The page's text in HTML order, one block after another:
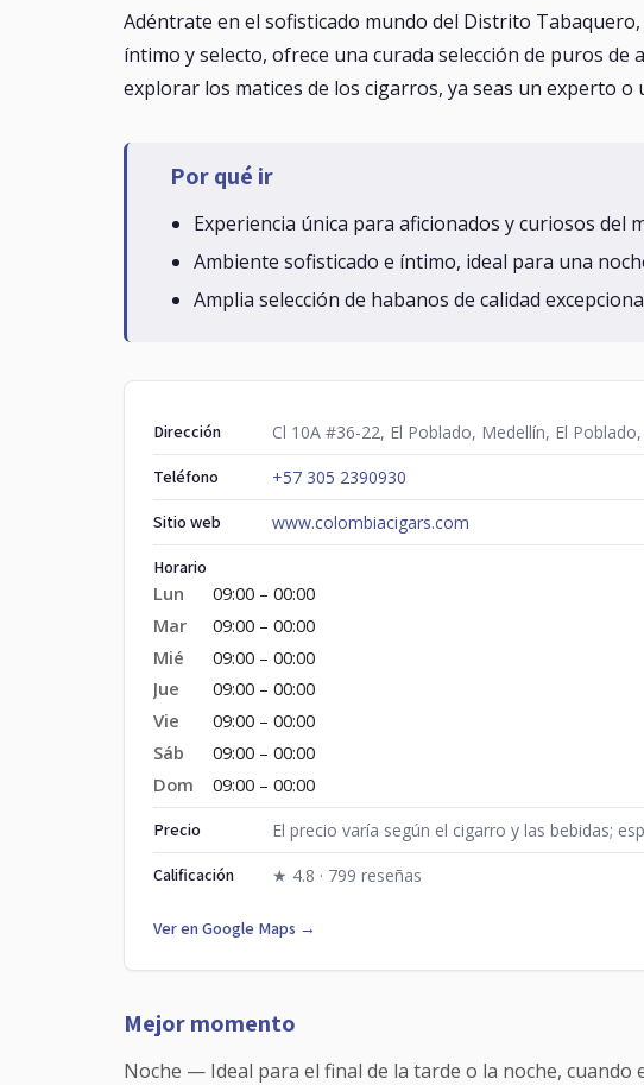
Adéntrate en el sofisticado mundo del Distrito
íntimo y selecto, ofrece una curada selección de puros
explorar los matices de los cigarros, ya seas un experto
Por qué ir
Experiencia única para aficionados y curiosos del
Ambiente sofisticado e íntimo, ideal para una
Amplia selección de habanos de calidad
Dirección Cl 10A #36-22, El Poblado, Medellín, El
Teléfono +57 305 2390930
Sitio web www.colombiacigars.com
Horario
Lun
09:00 – 00:00
Mar
09:00 – 00:00
Mié
09:00 – 00:00
Jue
09:00 – 00:00
Vie
09:00 – 00:00
Sáb
09:00 – 00:00
Dom
09:00 – 00:00
Precio El precio varía según el cigarro y las bebidas;
Calificación ★ 4.8 · 799 reseñas
Ver en Google Maps →
Mejor momento
Noche — Ideal para el final de la tarde o la noche,